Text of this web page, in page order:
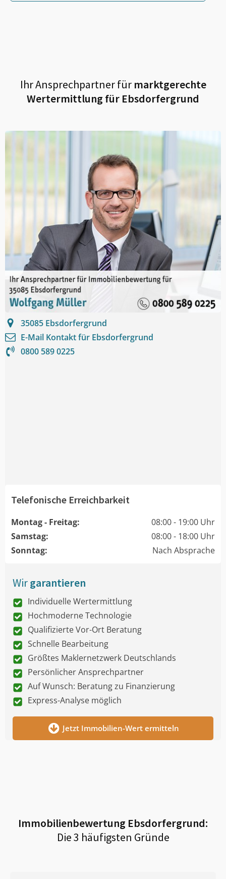
Ihr Ansprechpartner fürmarktgerechte
Wertermittlung für Ebsdorfergrund
35085 Ebsdorfergrund
E-Mail Kontakt für Ebsdorfergrund
0800 589 0225
Telefonische Erreichbarkeit
Montag - Freitag:
08:00 - 19:00 Uhr
Samstag:
08:00 - 18:00 Uhr
Sonntag:
Nach Absprache
Wirgarantieren
Individuelle Wertermittlung
Hochmoderne Technologie
Qualifizierte Vor-Ort Beratung
Schnelle Bearbeitung
Größtes Maklernetzwerk Deutschlands
Persönlicher Ansprechpartner
Auf Wunsch: Beratung zu Finanzierung
Express-Analyse möglich
Jetzt Immobilien-Wert ermitteln
Immobilienbewertung Ebsdorfergrund:
Die 3 häufigsten Gründe